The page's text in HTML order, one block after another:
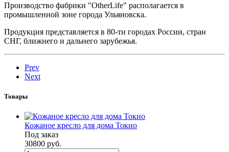
Производство фабрики "OtherLife" располагается в
промышленной зоне города Ульяновcка.
Продукция представляется в 80-ти городах России, стран
СНГ, ближнего и дальнего зарубежья.
Prev
Next
Товары
Кожаное кресло для дома Токио
Под заказ
30800 руб.